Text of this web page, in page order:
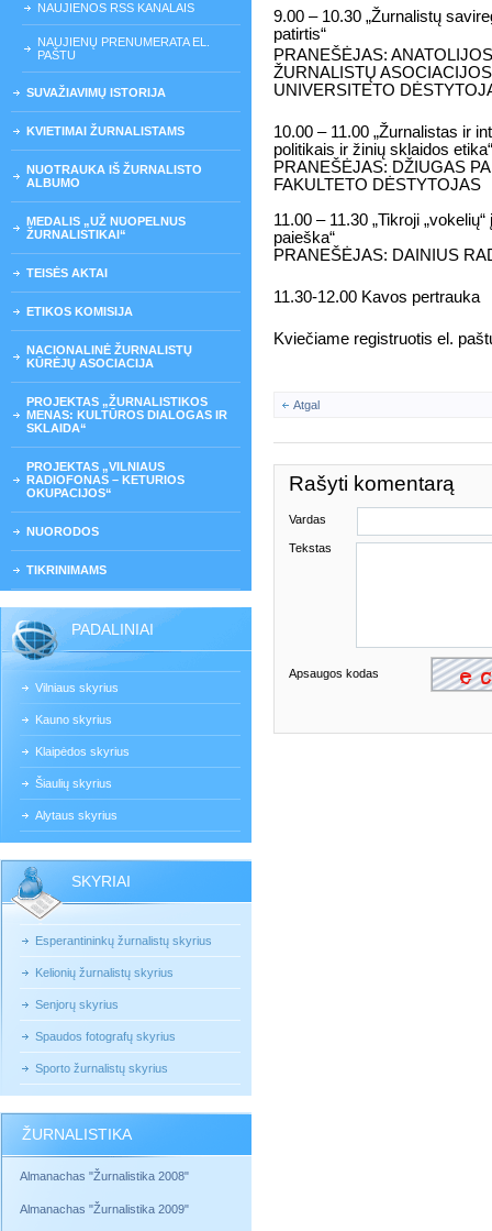
NAUJIENOS RSS KANALAIS
NAUJIENŲ PRENUMERATA EL.
PAŠTU
SUVAŽIAVIMŲ ISTORIJA
KVIETIMAI ŽURNALISTAMS
NUOTRAUKA IŠ ŽURNALISTO
ALBUMO
MEDALIS „UŽ NUOPELNUS
ŽURNALISTIKAI“
TEISĖS AKTAI
ETIKOS KOMISIJA
NACIONALINĖ ŽURNALISTŲ
KŪRĖJŲ ASOCIACIJA
PROJEKTAS „ŽURNALISTIKOS
MENAS: KULTŪROS DIALOGAS IR
SKLAIDA“
PROJEKTAS „VILNIAUS
RADIOFONAS – KETURIOS
OKUPACIJOS“
NUORODOS
TIKRINIMAMS
PADALINIAI
Vilniaus skyrius
Kauno skyrius
Klaipėdos skyrius
Šiaulių skyrius
Alytaus skyrius
SKYRIAI
Esperantininkų žurnalistų skyrius
Kelionių žurnalistų skyrius
Senjorų skyrius
Spaudos fotografų skyrius
Sporto žurnalistų skyrius
ŽURNALISTIKA
Almanachas "Žurnalistika 2008"
Almanachas "Žurnalistika 2009"
9.00 – 10.30 „Žurnalistų
patirtis“
PRANEŠĖJAS:
ŽURNALISTŲ
UNIVERSITETO
10.00 – 11.00 „Žurnalistas ir
politikais ir žinių sklaidos etika“
PRANEŠĖJAS: DŽIUGAS
FAKULTETO DĖSTYTOJAS
11.00 – 11.30 „Tikroji
paieška“
PRANEŠĖJAS: DAINIUS
11.30-12.00 Kavos pertrauka
Kviečiame registruotis el.
Atgal
Rašyti komentarą
Vardas
Tekstas
Apsaugos kodas